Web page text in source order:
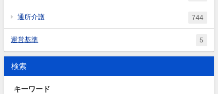
通所介護 744
運営基準 5
検索
キーワード